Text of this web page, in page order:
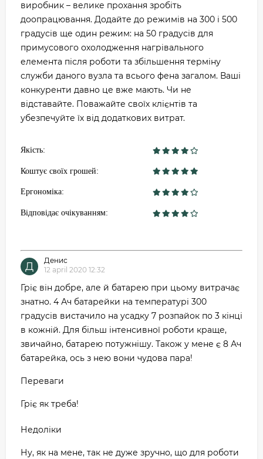
виробник – велике прохання зробіть
доопрацювання. Додайте до режимів на 300 і 500
градусів ще один режим: на 50 градусів для
примусового охолодження нагрівального
елемента після роботи та збільшення терміну
служби даного вузла та всього фена загалом. Ваші
конкуренти давно це вже мають. Чи не
відставайте. Поважайте своїх клієнтів та
убезпечуйте їх від додаткових витрат.
Якість:
Коштує своїх грошей:
Ергономіка:
Відповідає очікуванням:
Д
Денис
12 april 2020 12:32
Гріє він добре, але й батарею при цьому витрачає
знатно. 4 Ач батарейки на температурі 300
градусів вистачило на усадку 7 розпайок по 3 кінці
в кожній. Для більш інтенсивної роботи краще,
звичайно, батарею потужнішу. Також у мене є 8 Ач
батарейка, ось з нею вони чудова пара!
Переваги
Гріє як треба!
Недоліки
Ну, як на мене, так не дуже зручно, що для роботи